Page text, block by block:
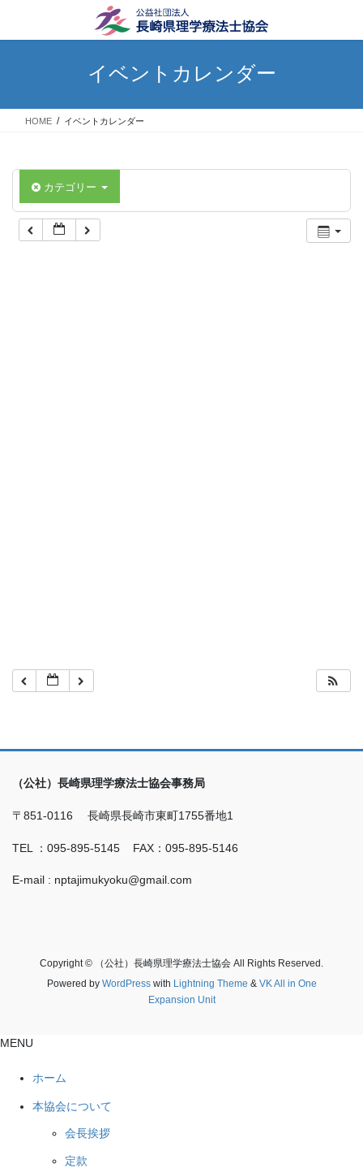
テ
ス
ゲ
ン
イベントカレンダー
HOME イベントカレンダー
カテゴリー
（公社）長崎県理学療法士協会事務局
〒851-0116 長崎県長崎市東町1755番地1
TEL ：095-895-5145 FAX：095-895-5146
E-mail : nptajimukyoku@gmail.com
Copyright © （公社）長崎県理学療法士協会 All Rights Reserved.
Powered by WordPresswith Lightning Theme & VK All in One
Expansion Unit
MENU
ホーム
本協会について
会長挨拶
定款